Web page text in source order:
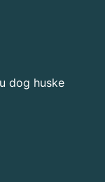
dog huske